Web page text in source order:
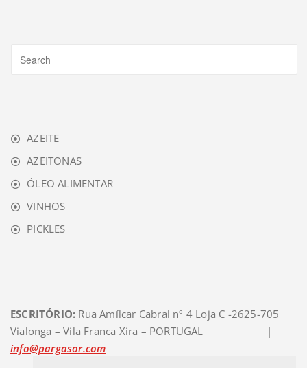
AZEITE
AZEITONAS
ÓLEO ALIMENTAR
VINHOS
PICKLES
ESCRITÓRIO: Rua Amílcar Cabral nº 4 Loja C -2625-705
Vialonga – Vila Franca Xira – PORTUGAL |
info@pargasor.com